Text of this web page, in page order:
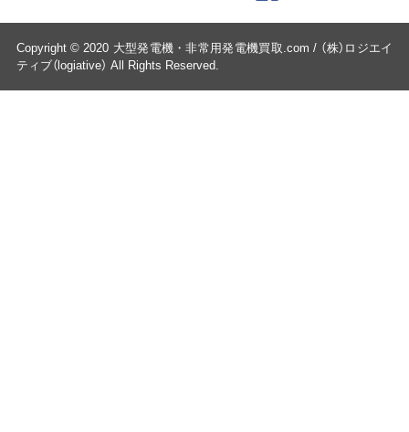
Copyright © 2020 大型発電機・非常用発電機買取.com / （株）ロジエイ
ティブ（logiative） All Rights Reserved.